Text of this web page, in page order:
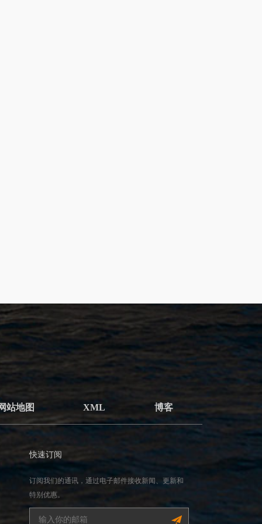
站地图 XML 博客
快速订阅
订阅我们的通讯，通过电子邮件接收新闻、更新和
特别优惠。